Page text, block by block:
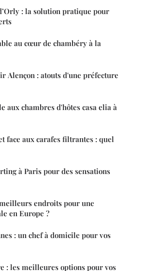
: la solution pratique pour
au cœur de chambéry à la
Alençon : atouts d'une préfecture
aux chambres d'hôtes casa elia à
face aux carafes filtrantes : quel
à Paris pour des sensations
endroits pour une
en Europe ?
: un chef à domicile pour vos
: les meilleures options pour vos